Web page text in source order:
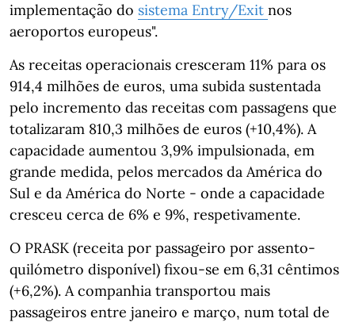
implementação do sistema Entry/Exit nos
aeroportos europeus".
As receitas operacionais cresceram 11% para os
914,4 milhões de euros, uma subida sustentada
pelo incremento das receitas com passagens que
totalizaram 810,3 milhões de euros (+10,4%). A
capacidade aumentou 3,9% impulsionada, em
grande medida, pelos mercados da América do
Sul e da América do Norte - onde a capacidade
cresceu cerca de 6% e 9%, respetivamente.
O PRASK (receita por passageiro por assento-
quilómetro disponível) fixou-se em 6,31 cêntimos
(+6,2%). A companhia transportou mais
passageiros entre janeiro e março, num total de